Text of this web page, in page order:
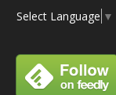
Select Language ▼